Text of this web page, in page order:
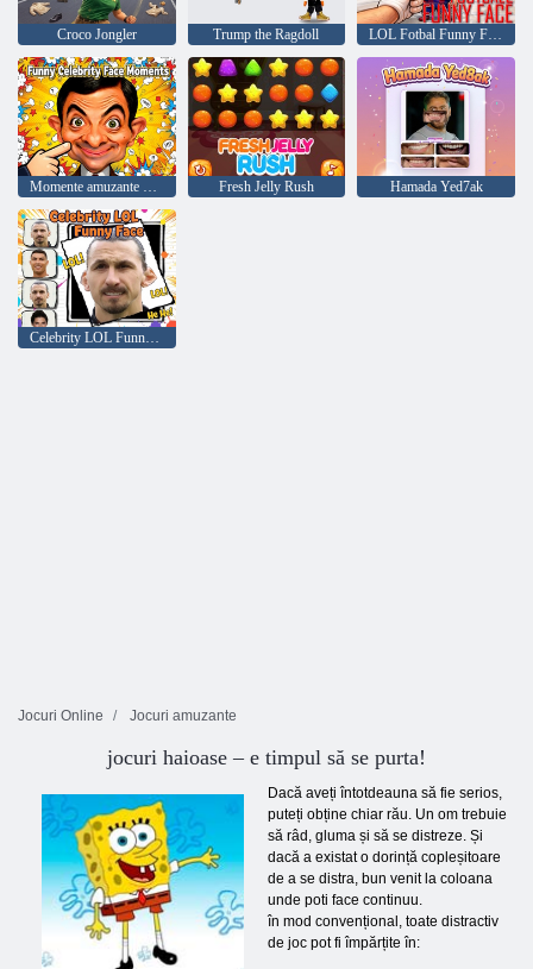
Croco Jongler Trump the Ragdoll LOL Fotbal Funny Face
Momente amuzante pe fața celebrităților Fresh Jelly Rush Hamada Yed7ak
Celebrity LOL Funny Face
Jocuri Online Jocuri amuzante
jocuri haioase – e timpul să se purta!
Dacă aveți întotdeauna să fie serios,
puteți obține chiar rău. Un om trebuie
să râd, gluma și să se distreze. Și
dacă a existat o dorință copleșitoare
de a se distra, bun venit la coloana
unde poti face continuu.
în mod convențional, toate distractiv
de joc pot fi împărțite în: